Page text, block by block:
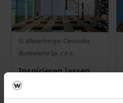
© Wienerberger Ceramika
Budowlana Sp. z o.o.
Inspirieren lassen
Entdecken Sie
zahlreiche realisierte